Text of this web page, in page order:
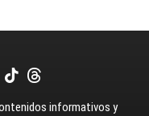
informativos y